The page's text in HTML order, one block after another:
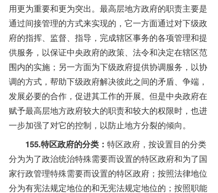
用更为重要和更为突出。最高层地方政府的职责主要是
通过间接管理的方式来实现的，它一方面通过对下级政
府的指挥、监督、 指导 ，完成辖区事务的各项管理和提
供服务，以保证中央政府的政策、法令和决定在辖区范
围内的实施；另一方面为下级政府提供协调服务，以协
调的方式，帮助下级政府解决彼此之间的矛盾、争端，
发展必要的合作，促进其工作的开展。但是中央政府在
赋予最高层地方政府较大的职责和较大的权限时，也进
一步加强了对它的控制，以防止地方分裂的倾向。
155.特区政府的分类： 特区政府，按设置目的分类
分为为了政治统治特殊需要而设置的特区政府和为了国
家行政管理特殊需要而设置的特区政府；按照法律地位
分为有宪法规定地位的和无宪法规定地位的；按照职能